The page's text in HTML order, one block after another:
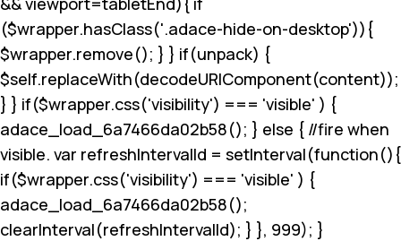
($wrapper.hasClass('.adace-hide-on-desktop')){
$wrapper.remove(); } } if(unpack) {
$self.replaceWith(decodeURIComponent(content));
} } if($wrapper.css('visibility') === 'visible' ) {
adace_load_6a7466da02b58(); } else { //fire when
visible. var refreshIntervalId = setInterval(function(){
if($wrapper.css('visibility') === 'visible' ) {
adace_load_6a7466da02b58();
clearInterval(refreshIntervalId); } }, 999); }